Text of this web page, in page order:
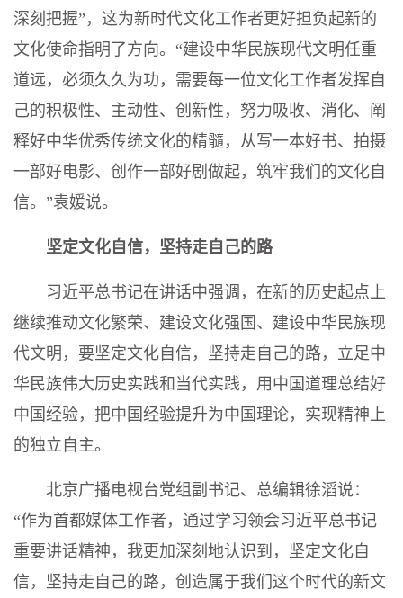
深刻把握”，这为新时代文化工作者更好担负起新的
文化使命指明了方向。“建设中华民族现代文明任重
道远，必须久久为功，需要每一位文化工作者发挥自
己的积极性、主动性、创新性，努力吸收、消化、阐
释好中华优秀传统文化的精髓，从写一本好书、拍摄
一部好电影、创作一部好剧做起，筑牢我们的文化自
信。”袁媛说。
坚定文化自信，坚持走自己的路
习近平总书记在讲话中强调，在新的历史起点上
继续推动文化繁荣、建设文化强国、建设中华民族现
代文明，要坚定文化自信，坚持走自己的路，立足中
华民族伟大历史实践和当代实践，用中国道理总结好
中国经验，把中国经验提升为中国理论，实现精神上
的独立自主。
北京广播电视台党组副书记、总编辑徐滔说：
“作为首都媒体工作者，通过学习领会习近平总书记
重要讲话精神，我更加深刻地认识到，坚定文化自
信，坚持走自己的路，创造属于我们这个时代的新文